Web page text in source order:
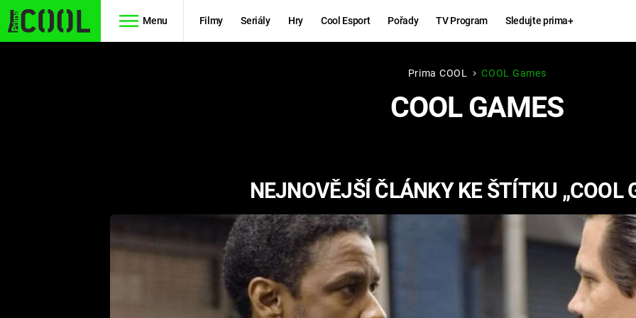
Menu Filmy Seriály Hry Cool Esport Pořady TV Program Sledujte prima+
RYCHLE A
ZBĚSILE 10
PREDÁTOR
Hry
KINGDOM
COME:
CHUCK
NORRIS
Prima COOL COOL Games
COOL GAMES
NEJNOVĚJŠÍ ČLÁNKY KE ŠTÍTKU „COOL